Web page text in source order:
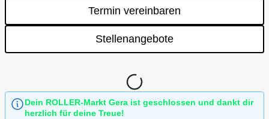
Termin vereinbaren
Stellenangebote
Dein ROLLER-Markt Gera ist geschlossen und dankt dir
herzlich für deine Treue!